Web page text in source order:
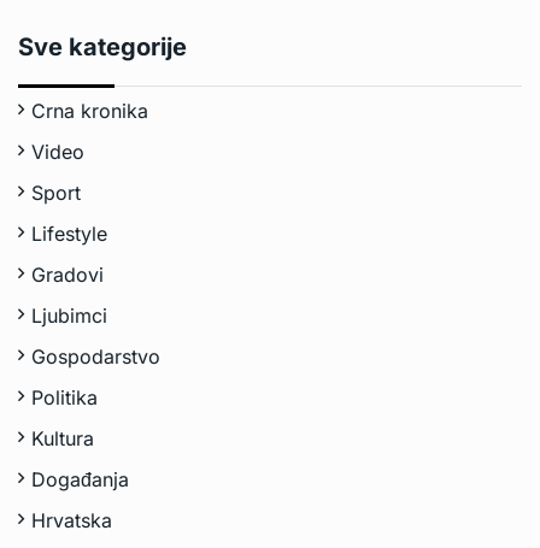
Sve kategorije
Crna kronika
Video
Sport
Lifestyle
Gradovi
Ljubimci
Gospodarstvo
Politika
Kultura
Događanja
Hrvatska